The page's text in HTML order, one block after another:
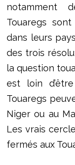
notamment
Touaregs sont
dans leurs
des trois
la question
est loin
Touaregs
Niger ou au
Les vrais
fermés aux